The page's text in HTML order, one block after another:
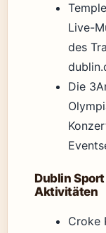
Live-
des
Die
Dublin
Aktivitäten
Croke